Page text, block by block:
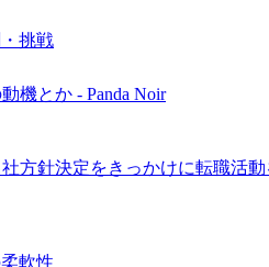
挑戦
機とか - Panda Noir
方針決定をきっかけに転職活
軟性